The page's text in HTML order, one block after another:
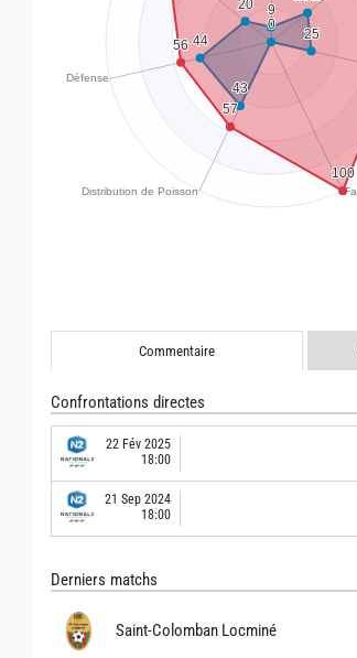
Commentaire
Confrontations directes
22 Fév 2025
18:00
21 Sep 2024
18:00
Derniers matchs
Saint-Colomban Locminé